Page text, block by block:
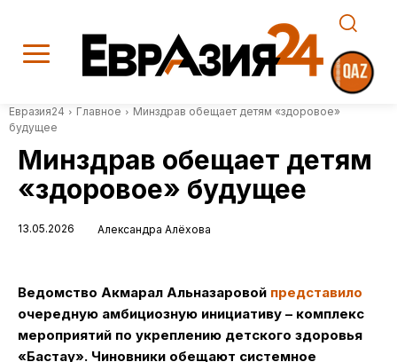
Евразия24 Главное
Минздрав обещает детям «здоровое»
будущее
Минздрав обещает детям
«здоровое» будущее
13.05.2026 Александра Алёхова
Ведомство Акмарал Альназаровой представило
очередную амбициозную инициативу – комплекс
мероприятий по укреплению детского здоровья
«Бастау». Чиновники обещают системное